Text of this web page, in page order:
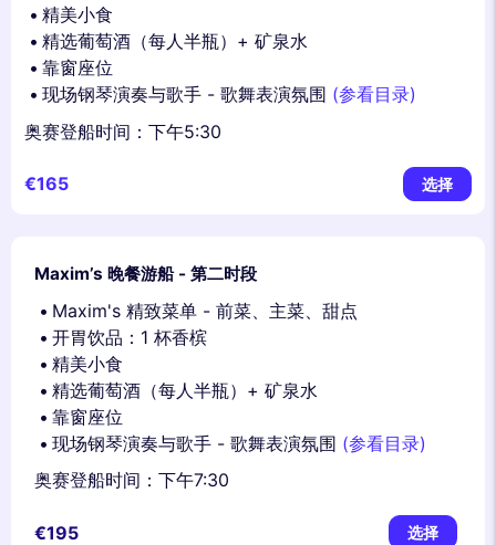
精美小食
精选葡萄酒（每人半瓶）+ 矿泉水
靠窗座位
现场钢琴演奏与歌手 - 歌舞表演氛围 (参看目录)
奥赛登船时间：下午5:30
€165 选择
Maxim’s 晚餐游船 - 第二时段
Maxim's 精致菜单 - 前菜、主菜、甜点
开胃饮品：1 杯香槟
精美小食
精选葡萄酒（每人半瓶）+ 矿泉水
靠窗座位
现场钢琴演奏与歌手 - 歌舞表演氛围 (参看目录)
奥赛登船时间：下午7:30
€195 选择